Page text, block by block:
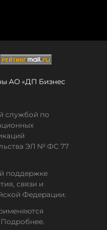
АО «ДП Бизнес
службой по
ЭЛ № ФС 77
поддержке
связи и
Федерации.
Подробнее.